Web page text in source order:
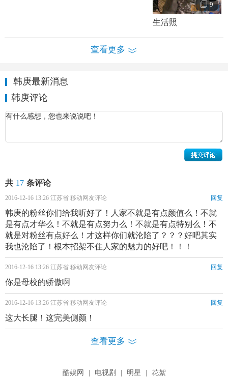
名字的取名者。韩庚爸爸是通讯兵，妈妈下岗后去广州打
甚至拿皮带狠抽韩庚。虽然对韩庚这么“狠”，但韩庚有军人
9
生活照
查看更多
韩庚最新消息
韩庚评论
共 17 条评论
2016-12-16 13:26 江苏省 移动网友评论 回复
韩庚的粉丝你们给我听好了！人家不就是有点颜值么！不就
是有点才华么！不就是有点努力么！不就是有点特别么！不
就是对粉丝有点好么！才这样你们就沦陷了？？？好吧其实
我也沦陷了！根本招架不住人家的魅力的好吧！！！
2016-12-16 13:26 江苏省 移动网友评论 回复
你是母校的骄傲啊
2016-12-16 13:26 江苏省 移动网友评论 回复
这大长腿！这完美侧颜！
查看更多
酷娱网 | 电视剧 | 明星 | 花絮